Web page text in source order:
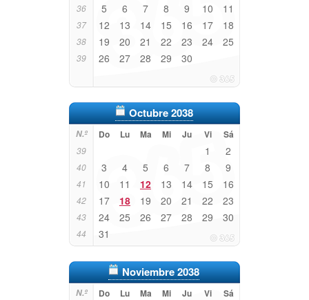
36 5 6 7 8 9 10 11
37 12 13 14 15 16 17 18
38 19 20 21 22 23 24 25
39 26 27 28 29 30
Octubre 2038
N.º Do Lu Ma Mi Ju Vi Sá
39 1 2
40 3 4 5 6 7 8 9
41 10 11 12 13 14 15 16
42 17 18 19 20 21 22 23
43 24 25 26 27 28 29 30
44 31
Noviembre 2038
N.º Do Lu Ma Mi Ju Vi Sá